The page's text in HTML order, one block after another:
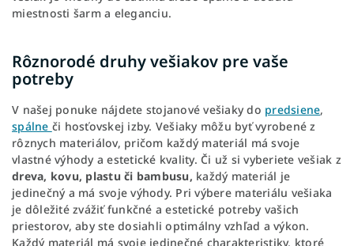
miestnosti šarm a eleganciu.
Rôznorodé druhy vešiakov pre vaše
potreby
V našej ponuke nájdete stojanové vešiaky do predsiene,
spálne či hosťovskej izby. Vešiaky môžu byť vyrobené z
rôznych materiálov, pričom každý materiál má svoje
vlastné výhody a estetické kvality. Či už si vyberiete vešiak z
dreva, kovu, plastu či bambusu, každý materiál je
jedinečný a má svoje výhody. Pri výbere materiálu vešiaka
je dôležité zvážiť funkčné a estetické potreby vašich
priestorov, aby ste dosiahli optimálny vzhľad a výkon.
Každý materiál má svoje jedinečné charakteristiky, ktoré